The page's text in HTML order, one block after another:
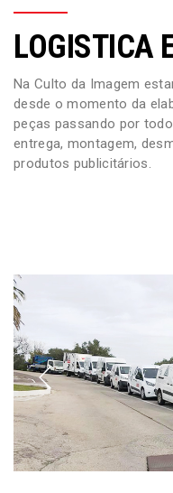
LOGISTICA
Na Culto da Imagem
desde o momento da
peças passando por
entrega, montagem,
produtos publicitários.